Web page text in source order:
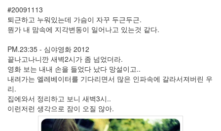
#20091113
퇴근하고 누워있는데 가슴이 자꾸 두근두근.
뭔가 내 맘속에 지각변동이 일어나고 있는것 같다.
PM.23:35 - 심야영화 2012
끝나고나니깐 새벽2시가 좀 넘었더라.
영화 보는 내내 손을 들었다 났다 망설이고..
내려가는 엘레베이터를 기다리면서 많은 인파속에 갈라서져버린 우
리.
집에와서 정리하고 보니 새벽3시..
이런저런 생각으로 잠이 오질 않아.
LonnieNa
나
똑
같
이
닮
은
딸
By